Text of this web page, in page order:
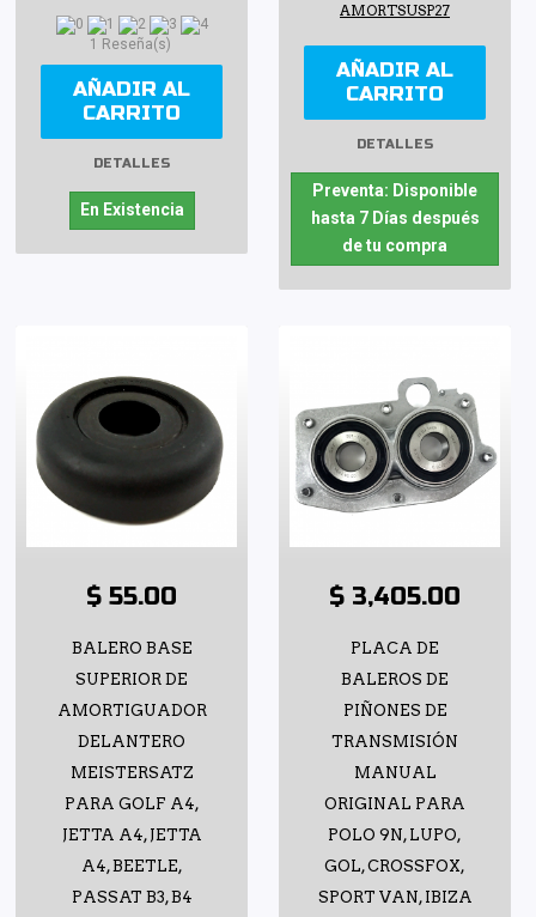
1 Reseña(s)
AÑADIR AL
CARRITO
DETALLES
En Existencia
AMORTSUSP27
AÑADIR AL
CARRITO
DETALLES
Preventa: Disponible
hasta 7 Días después
de tu compra
$ 55.00
BALERO BASE
SUPERIOR DE
AMORTIGUADOR
DELANTERO
MEISTERSATZ
PARA GOLF A4,
JETTA A4, JETTA
A4, BEETLE,
PASSAT B3, B4
$ 3,405.00
PLACA DE
BALEROS DE
PIÑONES DE
TRANSMISIÓN
MANUAL
ORIGINAL PARA
POLO 9N, LUPO,
GOL, CROSSFOX,
SPORT VAN, IBIZA